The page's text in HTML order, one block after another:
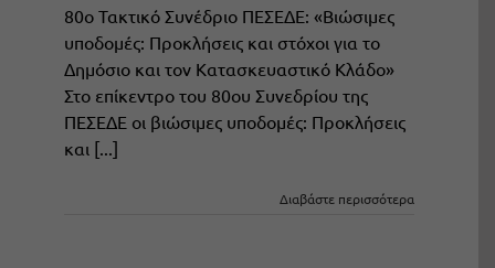
80ο Τακτικό Συνέδριο ΠΕΣΕΔΕ: «Βιώσιμες
υποδομές: Προκλήσεις και στόχοι για το
Δημόσιο και τον Κατασκευαστικό Κλάδο»
Στο επίκεντρο του 80ου Συνεδρίου της
ΠΕΣΕΔΕ οι βιώσιμες υποδομές: Προκλήσεις
και [...]
Διαβάστε περισσότερα